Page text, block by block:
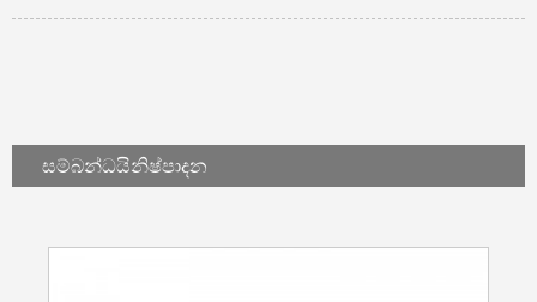
සම්බන්ධයිනිෂ්පාදන